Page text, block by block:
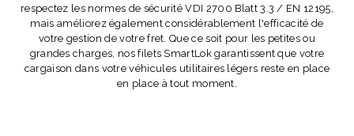
respectez les normes de sécurité VDI 2700 Blatt 3.3 / EN 12195,
mais améliorez également considérablement l'efficacité de
votre gestion de votre fret. Que ce soit pour les petites ou
grandes charges, nos filets SmartLok garantissent que votre
cargaison dans votre véhicules utilitaires légers reste en place
en place à tout moment.